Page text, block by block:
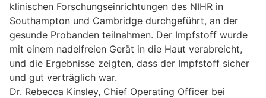
klinischen Forschungseinrichtungen des NIHR in
Southampton und Cambridge durchgeführt, an der
gesunde Probanden teilnahmen. Der Impfstoff wurde
mit einem nadelfreien Gerät in die Haut verabreicht,
und die Ergebnisse zeigten, dass der Impfstoff sicher
und gut verträglich war.
Dr. Rebecca Kinsley, Chief Operating Officer bei